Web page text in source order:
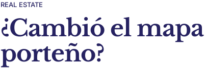
REAL ESTATE
¿Cambió el
porteño?